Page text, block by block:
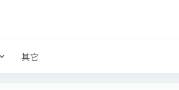
其它